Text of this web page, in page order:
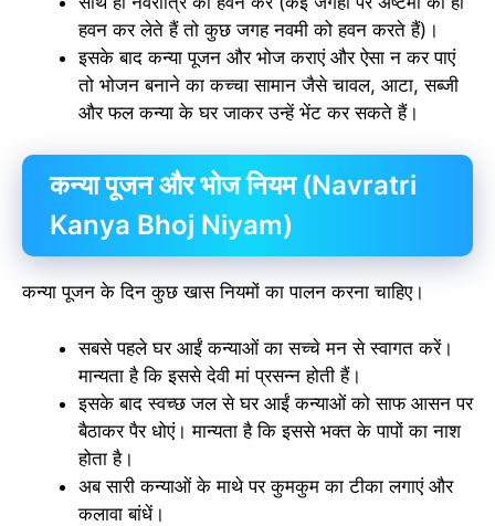
हवन कर लेते हैं तो कुछ जगह नवमी को हवन करते हैं)।
इसके बाद कन्या पूजन और भोज कराएं और ऐसा न कर पाएं
तो भोजन बनाने का कच्चा सामान जैसे चावल, आटा, सब्जी
और फल कन्या के घर जाकर उन्हें भेंट कर सकते हैं।
कन्या पूजन और भोज नियम (Navratri
Kanya Bhoj Niyam)
कन्या पूजन के दिन कुछ खास नियमों का पालन करना चाहिए।
सबसे पहले घर आईं कन्याओं का सच्चे मन से स्वागत करें।
मान्यता है कि इससे देवी मां प्रसन्न होती हैं।
इसके बाद स्वच्छ जल से घर आईं कन्याओं को साफ आसन पर
बैठाकर पैर धोएं। मान्यता है कि इससे भक्त के पापों का नाश
होता है।
अब सारी कन्याओं के माथे पर कुमकुम का टीका लगाएं और
कलावा बांधें।